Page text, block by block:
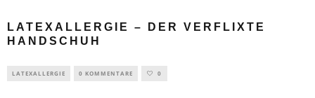
LATEXALLERGIE – DER VERFLIXTE
HANDSCHUH
LATEXALLERGIE 0 KOMMENTARE 0